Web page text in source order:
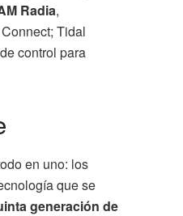
Radia,
Tidal
control para
en uno: los
que se
generación de